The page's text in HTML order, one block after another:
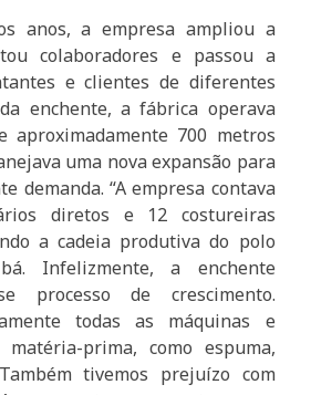
anos, a empresa ampliou a
colaboradores e passou a
e clientes de diferentes
enchente, a fábrica operava
aproximadamente 700 metros
uma nova expansão para
demanda. “A empresa contava
diretos e 12 costureiras
a cadeia produtiva do polo
Infelizmente, a enchente
processo de crescimento.
todas as máquinas e
prima, como espuma,
tivemos prejuízo com